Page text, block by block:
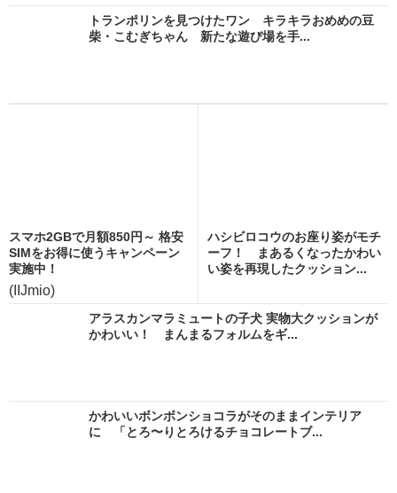
トランポリンを見つけたワン キラキラおめめの豆
柴・こむぎちゃん 新たな遊び場を手...
スマホ2GBで月額850円～ 格安
SIMをお得に使うキャンペーン
実施中！
(IIJmio)
ハシビロコウのお座り姿がモチ
ーフ！ まあるくなったかわい
い姿を再現したクッション...
アラスカンマラミュートの子犬 実物大クッションが
かわいい！ まんまるフォルムをギ...
かわいいボンボンショコラがそのままインテリア
に 「とろ〜りとろけるチョコレートブ...